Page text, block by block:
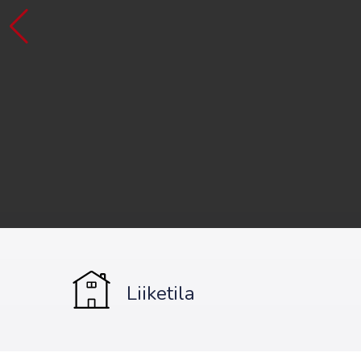
Liiketila